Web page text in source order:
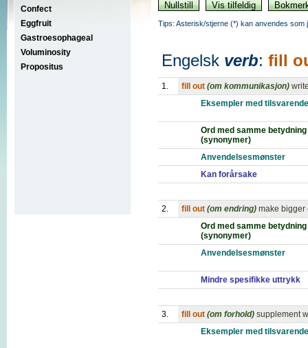
Confect
Eggfruit
Gastroesophageal
Voluminosity
Propositus
Tips: Asterisk/stjerne (*) kan anvendes som
Engelsk verb: fill
1. fill out (om kommunikasjon)
Eksempler med
Ord med samme betydning
(synonymer)
Anvendelsesmønster
Kan forårsake
2. fill out (om endring) make bigger
Ord med samme betydning
(synonymer)
Anvendelsesmønster
Mindre spesifikke uttrykk
3. fill out (om forhold) supplement
Eksempler med